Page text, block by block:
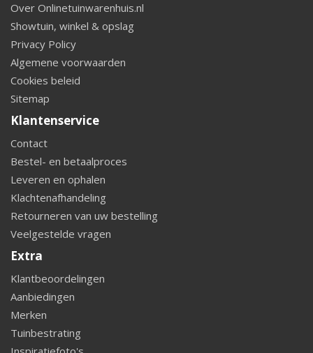
Over Onlinetuinwarenhuis.nl
Showtuin, winkel & opslag
Privacy Policy
Algemene voorwaarden
Cookies beleid
Sitemap
Klantenservice
Contact
Bestel- en betaalproces
Leveren en ophalen
Klachtenafhandeling
Retourneren van uw bestelling
Veelgestelde vragen
Extra
Klantbeoordelingen
Aanbiedingen
Merken
Tuinbestrating